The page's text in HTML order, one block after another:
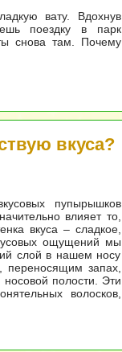
вату. Вдохнув
поездку в парк
снова там. Почему
вкуса?
пупырышков
влияет то,
вкуса – сладкое,
ощущений мы
слой в нашем носу
переносящим запах,
носовой полости. Эти
волосков,